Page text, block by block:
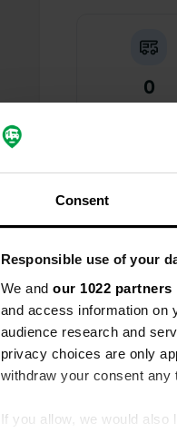
Consent
Responsible use of your
We and our 1022 partners
and access information on
audience research and
privacy choices are only
withdraw your consent
If you allow, we would also
0
Ich habe
Die hier
Übersetzt
Ich habe
Ein